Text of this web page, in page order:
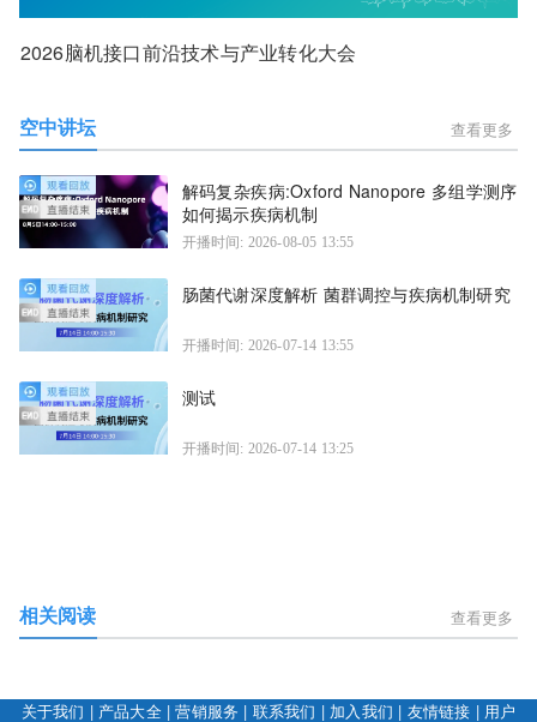
2026脑机接口前沿技术与产业转化大会
空中讲坛 查看更多
解码复杂疾病:Oxford Nanopore 多组学测序
如何揭示疾病机制
开播时间: 2026-08-05 13:55
肠菌代谢深度解析 菌群调控与疾病机制研究
开播时间: 2026-07-14 13:55
测试
开播时间: 2026-07-14 13:25
相关阅读 查看更多
关于我们 | 产品大全|营销服务 | 联系我们 | 加入我们 | 友情链接 | 用户